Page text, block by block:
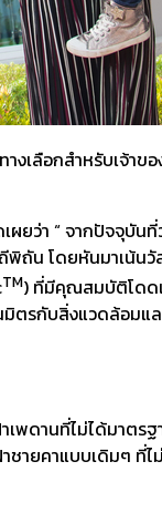
งเลือกสำหรับเจ้า
ว่า “ จากปัจจุบั
พิถัน โดยหันมาเ
TM) ที่มีคุณสมบัติโดด
รกับสิ่งแวดล้อมแ
านที่ไม่ได้มาตร
ชายคาแบบเดิมๆ